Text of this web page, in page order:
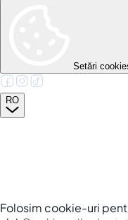
Setări
RO
Folosim cookie-uri